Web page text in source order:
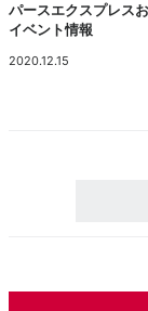
パースエクスプレス
イベント情報
2020.12.15